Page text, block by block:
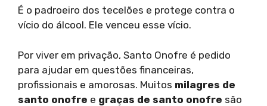
É o padroeiro dos tecelões e protege contra o
vício do álcool. Ele venceu esse vício.
Por viver em privação, Santo Onofre é pedido
para ajudar em questões financeiras,
profissionais e amorosas. Muitos milagres de
santo onofre e graças de santo onofre são